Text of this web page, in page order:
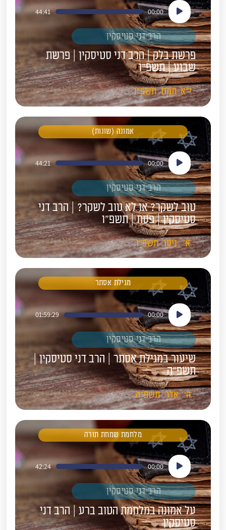
נגן
אודיו
00:00
44:41
הרב דני סטיסקין
פרשת בלק | הרב דני סטיסקין | פרשת
שבוע | תשפ״ו
י"א תמוז תשפ"ו
אמונה (שונות)
נגן
אודיו
00:00
44:21
הרב דני סטיסקין
טוב לשקר? או לא טוב לשקר? | הרב דני
סטיסקין | פסח | תשפ"ו
א' ניסן תשפ"ו
מגילת אסתר
נגן
אודיו
00:00
01:59:29
הרב דני סטיסקין
שיעור במגילת אסתר | הרב דני סטיסקין |
תשפ"ה
ה' אדר תשפ"ה
מלחמת שמחת תורה
נגן
אודיו
00:00
42:24
הרב דני סטיסקין
על אמונה במלחמת הטוב ברע | הרב דני
סטיסקין